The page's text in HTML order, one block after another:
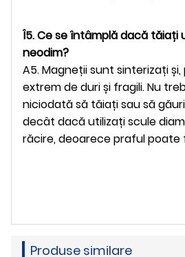
Î5. Ce se întâmplă dacă tăiați
neodim?
A5. Magneții sunt sinterizați
extrem de duri și fragili. Nu
niciodată să tăiați sau să
decât dacă utilizați scule
răcire, deoarece praful poate
Produse similare